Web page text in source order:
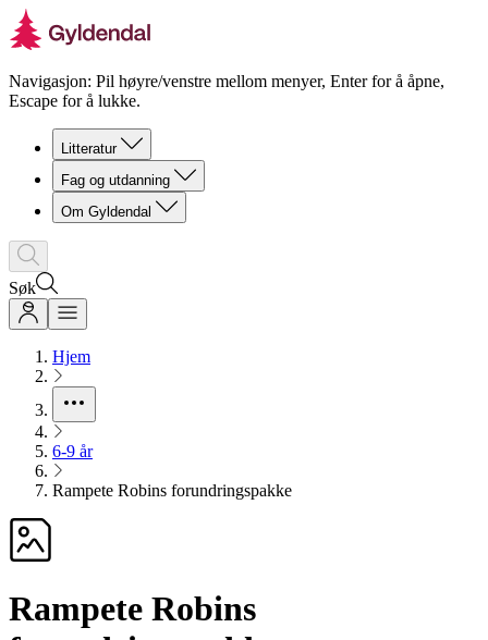
Navigasjon: Pil høyre/venstre mellom menyer, Enter for å åpne,
Escape for å lukke.
Litteratur
Fag og utdanning
Om Gyldendal
Søk
Hjem
6-9 år
Rampete Robins forundringspakke
Rampete Robins